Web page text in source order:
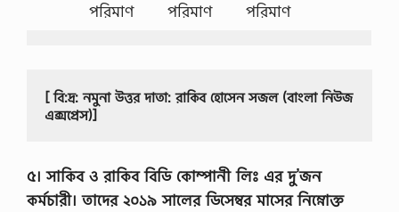
পরিমাণ
পরিমাণ
পরিমাণ
[ বি:দ্র: নমুনা উত্তর দাতা: রাকিব হোসেন সজল (বাংলা নিউজ
এক্সপ্রেস)]
৫। সাকিব ও রাকিব বিডি কোম্পানী লিঃ এর দু’জন
কর্মচারী। তাদের ২০১৯ সালের ডিসেম্বর মাসের নিম্নোক্ত